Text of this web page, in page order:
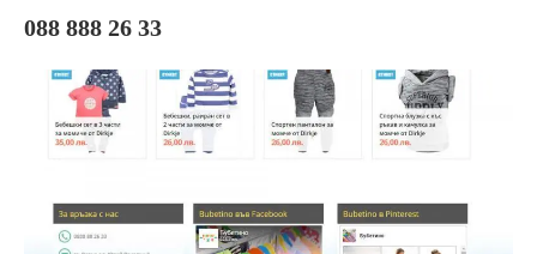
088 888 26 33